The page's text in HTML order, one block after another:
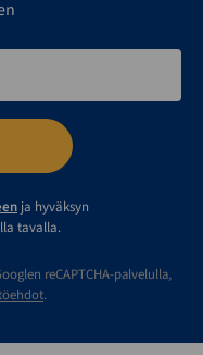
ja hyväksyn
tavalla.
reCAPTCHA-palvelulla,
.